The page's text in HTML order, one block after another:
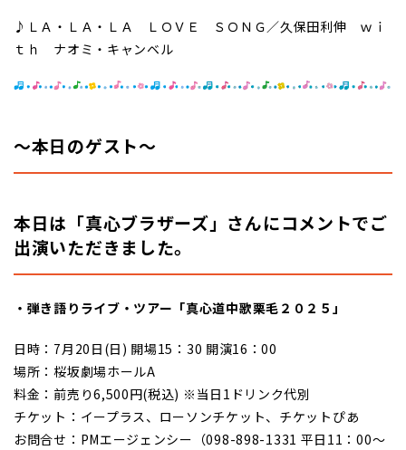
♪ＬＡ・ＬＡ・ＬＡ ＬＯＶＥ ＳＯＮＧ／久保田利伸 ｗｉ
ｔｈ ナオミ・キャンベル
～本日のゲスト～
本日は「真心ブラザーズ」さんにコメントでご
出演いただきました。
・弾き語りライブ・ツアー「真心道中歌栗毛２０２５」
日時：7月20日(日) 開場15：30 開演16：00
場所：桜坂劇場ホールA
料金：前売り6,500円(税込) ※当日1ドリンク代別
チケット：イープラス、ローソンチケット、チケットぴあ
お問合せ：PMエージェンシー（098-898-1331 平日11：00～